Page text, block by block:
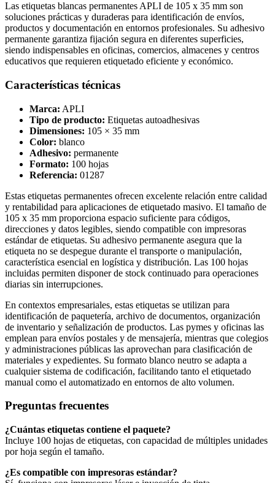
Las etiquetas blancas permanentes APLI de 105 x 35 mm son
soluciones prácticas y duraderas para identificación de envíos,
productos y documentación en entornos profesionales. Su adhesivo
permanente garantiza fijación segura en diferentes superficies,
siendo indispensables en oficinas, comercios, almacenes y centros
educativos que requieren etiquetado eficiente y económico.
Características técnicas
Marca: APLI
Tipo de producto: Etiquetas autoadhesivas
Dimensiones: 105 × 35 mm
Color: blanco
Adhesivo: permanente
Formato: 100 hojas
Referencia: 01287
Estas etiquetas permanentes ofrecen excelente relación entre calidad
y rentabilidad para aplicaciones de etiquetado masivo. El tamaño de
105 x 35 mm proporciona espacio suficiente para códigos,
direcciones y datos legibles, siendo compatible con impresoras
estándar de etiquetas. Su adhesivo permanente asegura que la
etiqueta no se despegue durante el transporte o manipulación,
característica esencial en logística y distribución. Las 100 hojas
incluidas permiten disponer de stock continuado para operaciones
diarias sin interrupciones.
En contextos empresariales, estas etiquetas se utilizan para
identificación de paquetería, archivo de documentos, organización
de inventario y señalización de productos. Las pymes y oficinas las
emplean para envíos postales y de mensajería, mientras que colegios
y administraciones públicas las aprovechan para clasificación de
materiales y expedientes. Su formato blanco neutro se adapta a
cualquier sistema de codificación, facilitando tanto el etiquetado
manual como el automatizado en entornos de alto volumen.
Preguntas frecuentes
¿Cuántas etiquetas contiene el paquete?
Incluye 100 hojas de etiquetas, con capacidad de múltiples unidades
por hoja según el tamaño.
¿Es compatible con impresoras estándar?